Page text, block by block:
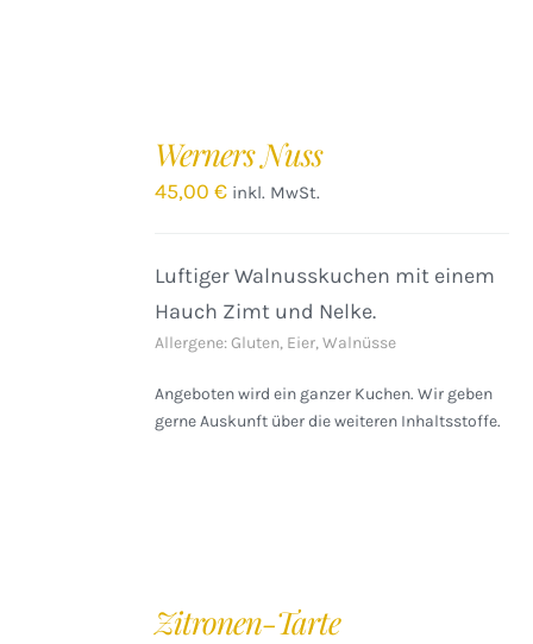
Werners Nuss
45,00€ inkl. MwSt.
Luftiger Walnusskuchen mit einem
Hauch Zimt und Nelke.
Allergene: Gluten, Eier, Walnüsse
Angeboten wird ein ganzer Kuchen. Wir geben
gerne Auskunft über die weiteren Inhaltsstoffe.
Zitronen-Tarte